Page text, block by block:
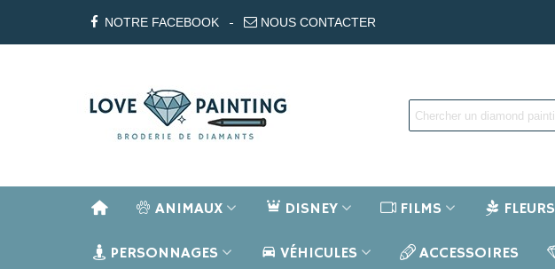
NOTRE FACEBOOK NOUS CONTACTER
ANIMAUX DISNEY FILMS FLEURS
PERSONNAGES VÉHICULES ACCESSOIRES